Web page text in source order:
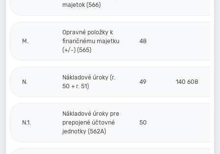
majetok (566)
M.
Opravné položky k
finančnému majetku
(+/-) (565)
48
N.
Nákladové úroky (r.
50 + r. 51)
49 140 608
N.1.
Nákladové úroky pre
prepojené účtovné
jednotky (562A)
50